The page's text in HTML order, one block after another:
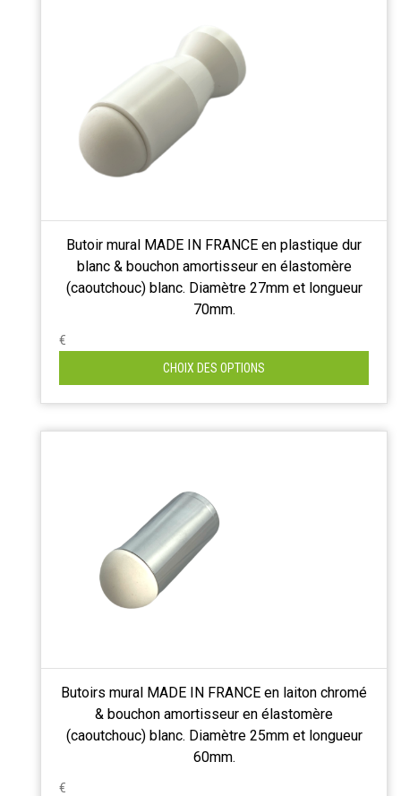
Butoir mural MADE IN FRANCE en plastique dur
blanc & bouchon amortisseur en élastomère
(caoutchouc) blanc. Diamètre 27mm et longueur
70mm.
€
CHOIX DES OPTIONS
Butoirs mural MADE IN FRANCE en laiton chromé
& bouchon amortisseur en élastomère
(caoutchouc) blanc. Diamètre 25mm et longueur
60mm.
€